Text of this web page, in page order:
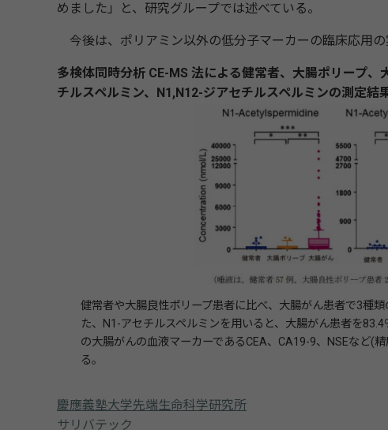
めました」と、研究グループでは述べている。
今後は、ポリアミン以外の低分子マーカーの臨床応用の
多検体同時分析 CE-MS 法による健常者、大腸ポリープ
チルスペルミン、N1,N12-ジアセチルスペルミンの測定結
健常者や大腸良性ポリープ患者に比べ、大腸がん患者で3種
た、N1-アセチルスペルミンを用いると、大腸がん患者を
の大腸がんの血液マーカーであるCEA、CA19-9、NSEなど(
る。
慶應義塾大学先端生命科学研究所
サリバテック